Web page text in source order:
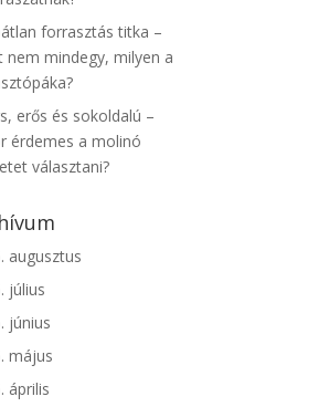
forrasztás titka –
nem mindegy, milyen a
erős és sokoldalú –
érdemes a molinó
választani?
augusztus
július
június
május
április